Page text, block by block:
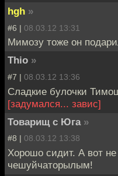
hgh »
#6 | 08.03.12 13:31
Мимозу тоже он
Thio »
#7 | 08.03.12 13:36
Сладкие булочки
[задумался... завис]
Товарищ с Юга »
#8 | 08.03.12 13:38
Хорошо сидит. А вот
чешуйчаторылым!